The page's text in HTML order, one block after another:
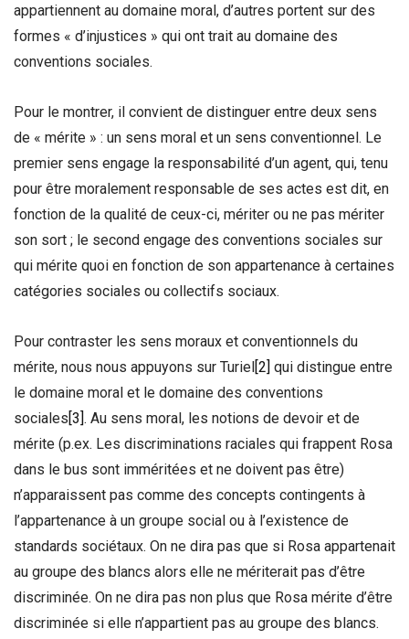
appartiennent au domaine moral, d’autres portent sur des
formes « d’injustices » qui ont trait au domaine des
conventions sociales.
Pour le montrer, il convient de distinguer entre deux sens
de « mérite » : un sens moral et un sens conventionnel. Le
premier sens engage la responsabilité d’un agent, qui, tenu
pour être moralement responsable de ses actes est dit, en
fonction de la qualité de ceux-ci, mériter ou ne pas mériter
son sort ; le second engage des conventions sociales sur
qui mérite quoi en fonction de son appartenance à certaines
catégories sociales ou collectifs sociaux.
Pour contraster les sens moraux et conventionnels du
mérite, nous nous appuyons sur Turiel [2] qui distingue entre
le domaine moral et le domaine des conventions
sociales [3] . Au sens moral, les notions de devoir et de
mérite (p.ex. Les discriminations raciales qui frappent Rosa
dans le bus sont imméritées et ne doivent pas être)
n’apparaissent pas comme des concepts contingents à
l’appartenance à un groupe social ou à l’existence de
standards sociétaux. On ne dira pas que si Rosa appartenait
au groupe des blancs alors elle ne mériterait pas d’être
discriminée. On ne dira pas non plus que Rosa mérite d’être
discriminée si elle n’appartient pas au groupe des blancs.